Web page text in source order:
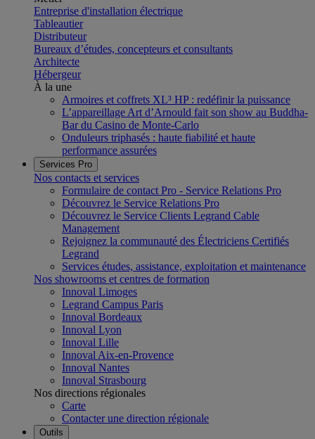
Entreprise d'installation électrique
Tableautier
Distributeur
Bureaux d’études, concepteurs et consultants
Architecte
Hébergeur
À la une
Armoires et coffrets XL³ HP : redéfinir la puissance
L’appareillage Art d’Arnould fait son show au Buddha-
Bar du Casino de Monte-Carlo
Onduleurs triphasés : haute fiabilité et haute
performance assurées
Services Pro
Nos contacts et services
Formulaire de contact Pro - Service Relations Pro
Découvrez le Service Relations Pro
Découvrez le Service Clients Legrand Cable
Management
Rejoignez la communauté des Électriciens Certifiés
Legrand
Services études, assistance, exploitation et maintenance
Nos showrooms et centres de formation
Innoval Limoges
Legrand Campus Paris
Innoval Bordeaux
Innoval Lyon
Innoval Lille
Innoval Aix-en-Provence
Innoval Nantes
Innoval Strasbourg
Nos directions régionales
Carte
Contacter une direction régionale
Outils